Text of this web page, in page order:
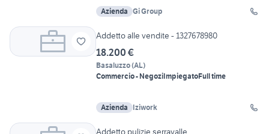
Azienda Gi Group
Addetto alle vendite - 1327678980
18.200 €
Basaluzzo(AL)
Commercio - NegoziImpiegatoFull time
Azienda Iziwork
Addetto pulizie serravalle